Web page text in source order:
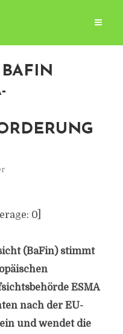
0]
(BaFin) stimmt
ESMA
nach der EU-
und wendet die